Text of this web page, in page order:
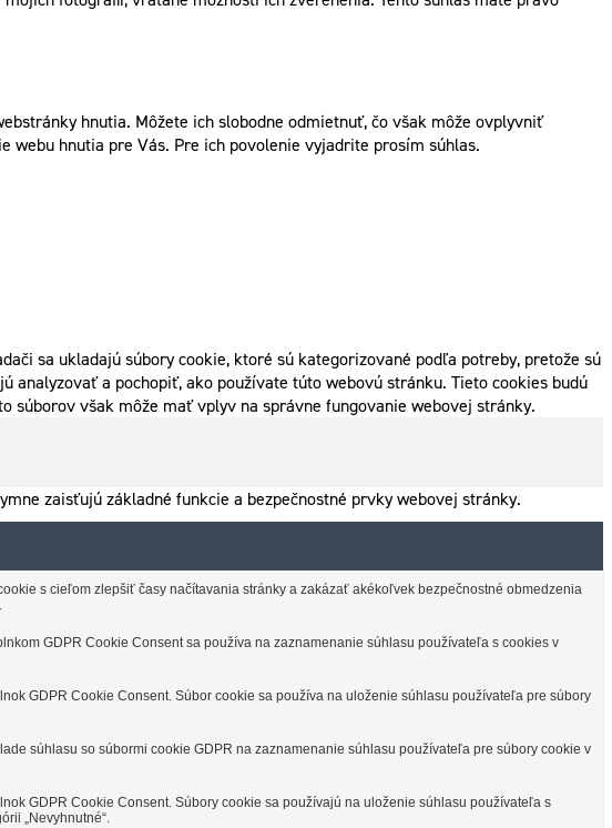
hnutia. Môžete ich slobodne odmietnuť, čo však môže ovplyvniť
hnutia pre Vás. Pre ich povolenie vyjadrite prosím súhlas.
sa ukladajú súbory cookie, ktoré sú kategorizované podľa potreby, pretože sú
a pochopiť, ako používate túto webovú stránku. Tieto cookies budú
súborov však môže mať vplyv na správne fungovanie webovej stránky.
zaisťujú základné funkcie a bezpečnostné prvky webovej stránky.
s cieľom zlepšiť časy načítavania stránky a zakázať akékoľvek bezpečnostné obmedzenia
GDPR Cookie Consent sa používa na zaznamenanie súhlasu používateľa s cookies v
GDPR Cookie Consent. Súbor cookie sa používa na uloženie súhlasu používateľa pre súbory
súhlasu so súbormi cookie GDPR na zaznamenanie súhlasu používateľa pre súbory cookie v
GDPR Cookie Consent. Súbory cookie sa používajú na uloženie súhlasu používateľa s
„Nevyhnutné“.